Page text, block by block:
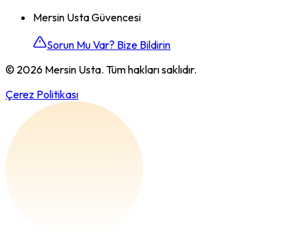
Mersin Usta Güvencesi
Sorun Mu Var? Bize Bildirin
© 2026 Mersin Usta. Tüm hakları saklıdır.
Çerez Politikası